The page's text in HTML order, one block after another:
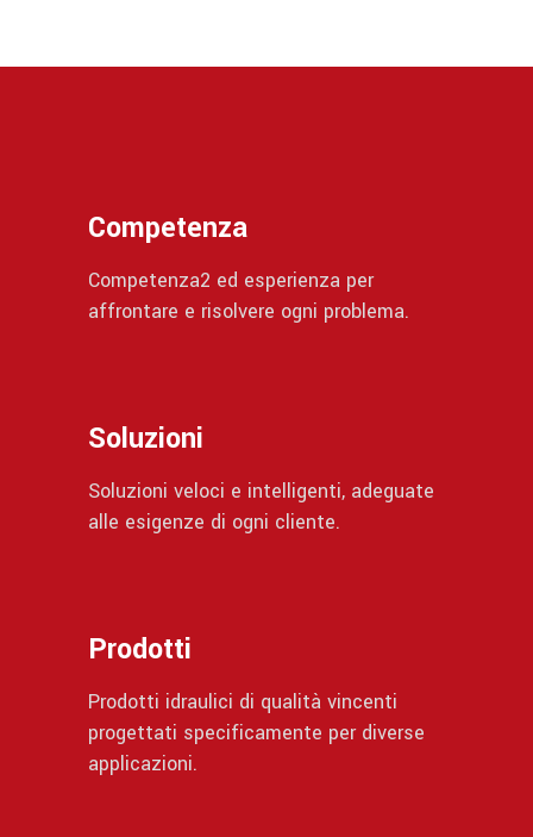
Competenza
Competenza2 ed esperienza per
affrontare e risolvere ogni problema.
Soluzioni
Soluzioni veloci e intelligenti, adeguate
alle esigenze di ogni cliente.
Prodotti
Prodotti idraulici di qualità vincenti
progettati specificamente per diverse
applicazioni.